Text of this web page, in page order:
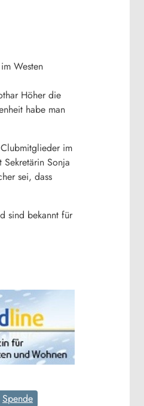
Westen
Höher die
habe man
im
Sonja
sei, dass
sind bekannt für
Spende